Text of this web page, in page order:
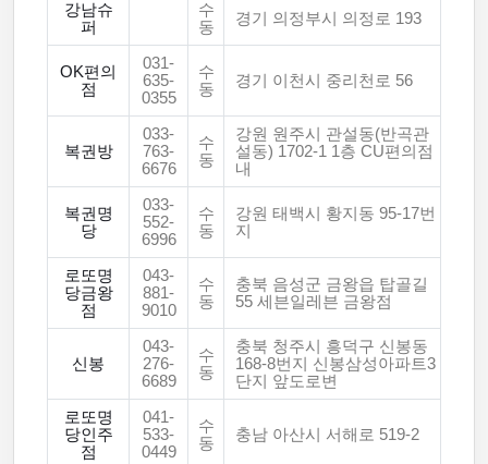
강남슈
퍼
수
동
경기 의정부시 의정로 193
OK편의
점
031-
635-
0355
수
동
경기 이천시 중리천로 56
복권방
033-
763-
6676
수
동
강원 원주시 관설동(반곡관
설동) 1702-1 1층 CU편의점
내
복권명
당
033-
552-
6996
수
동
강원 태백시 황지동 95-17번
지
로또명
당금왕
점
043-
881-
9010
수
동
충북 음성군 금왕읍 탑골길
55 세븐일레븐 금왕점
신봉
043-
276-
6689
수
동
충북 청주시 흥덕구 신봉동
168-8번지 신봉삼성아파트3
단지 앞도로변
로또명
당인주
점
041-
533-
0449
수
동
충남 아산시 서해로 519-2